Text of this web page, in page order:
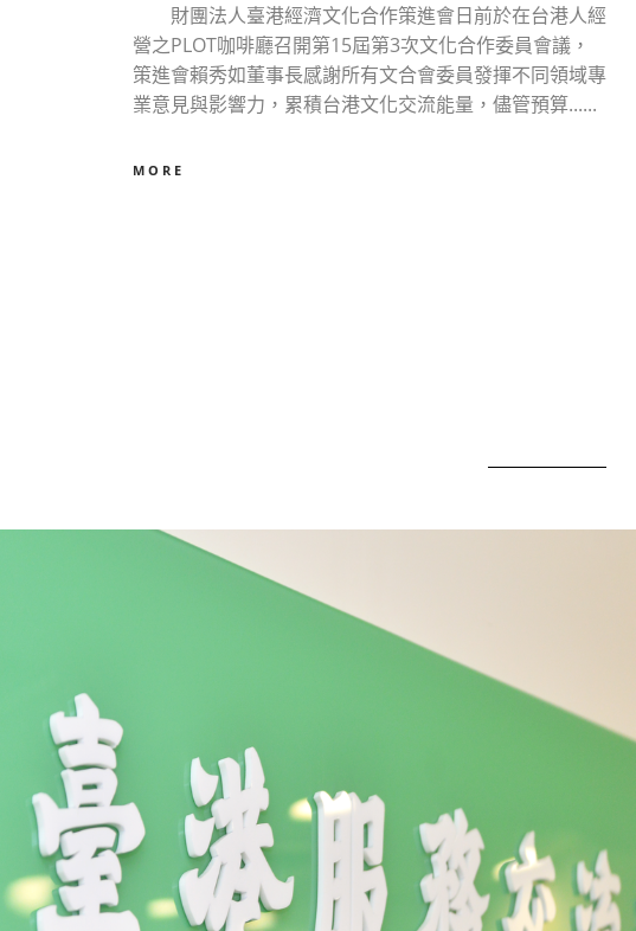
財團法人臺港經濟文化合作策進會日前於在台港人經
營之PLOT咖啡廳召開第15屆第3次文化合作委員會議，
策進會賴秀如董事長感謝所有文合會委員發揮不同領域專
業意見與影響力，累積台港文化交流能量，儘管預算......
MORE